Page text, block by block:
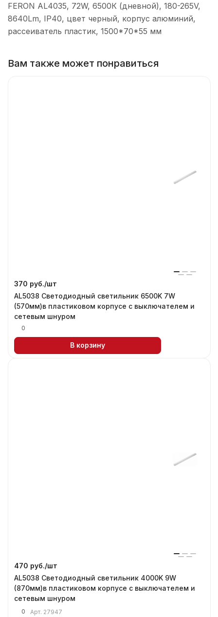
FERON AL4035, 72W, 6500К (дневной), 180-265V,
8640Lm, IP40, цвет черный, корпус алюминий,
рассеиватель пластик, 1500*70*55 мм
Вам также может понравиться
370 руб./шт
AL5038 Светодиодный светильник 6500K 7W
(570мм)в пластиковом корпусе с выключателем и
сетевым шнуром
0
В корзину
470 руб./шт
AL5038 Светодиодный светильник 4000K 9W
(870мм)в пластиковом корпусе с выключателем и
сетевым шнуром
0 Арт. 27947